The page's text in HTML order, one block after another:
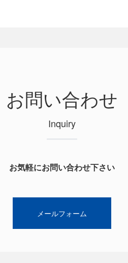
お問い合わせ
Inquiry
お気軽にお問い合わせ下さい
メールフォーム